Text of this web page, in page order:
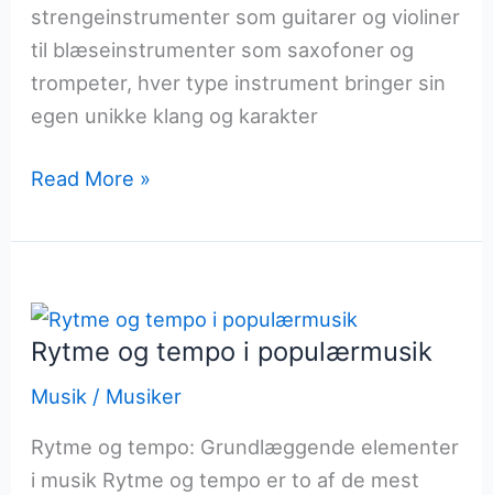
strengeinstrumenter som guitarer og violiner
til blæseinstrumenter som saxofoner og
trompeter, hver type instrument bringer sin
egen unikke klang og karakter
Instrumenter
former
musikalske
landskab
Read More »
Rytme og tempo i populærmusik
Musik / Musiker
Rytme og tempo: Grundlæggende elementer
i musik Rytme og tempo er to af de mest